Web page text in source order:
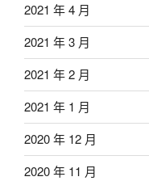
2021 年 4 月
2021 年 3 月
2021 年 2 月
2021 年 1 月
2020 年 12 月
2020 年 11 月